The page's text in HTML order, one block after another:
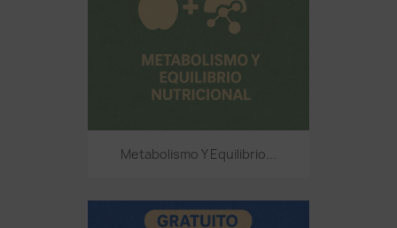
Metabolismo Y Equilibrio...